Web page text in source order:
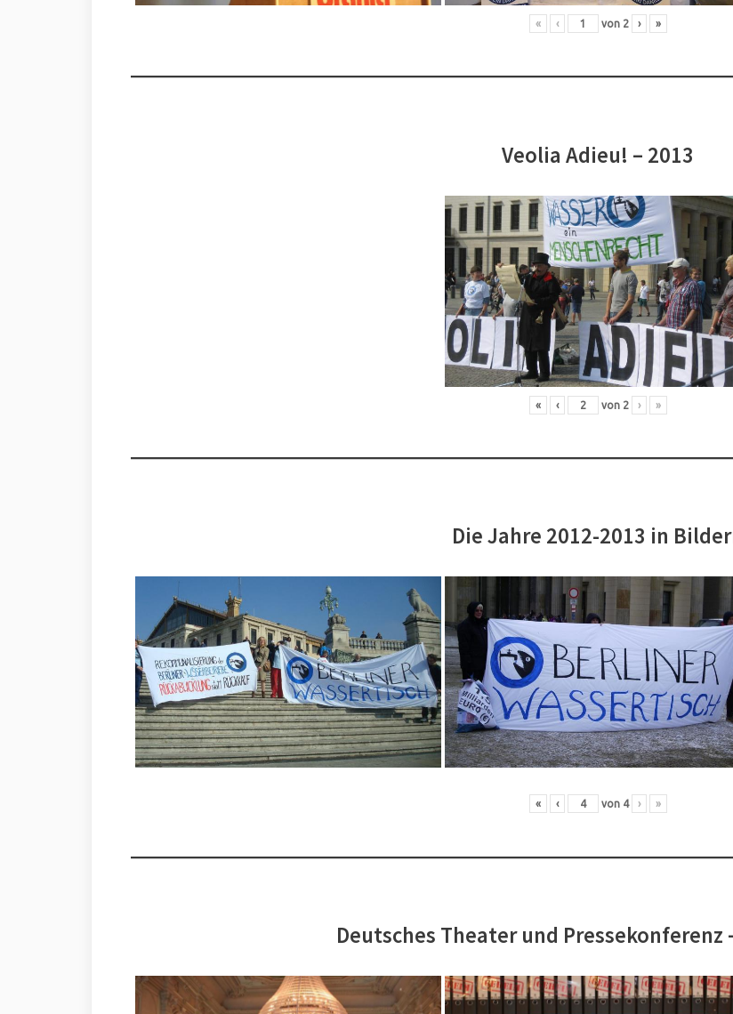
« ‹ von 2 › »
Veolia Adieu! – 2013
« ‹ von 2 › »
Die Jahre 2012-2013 in
« ‹ von 4 › »
Deutsches Theater und Pressekonferenz